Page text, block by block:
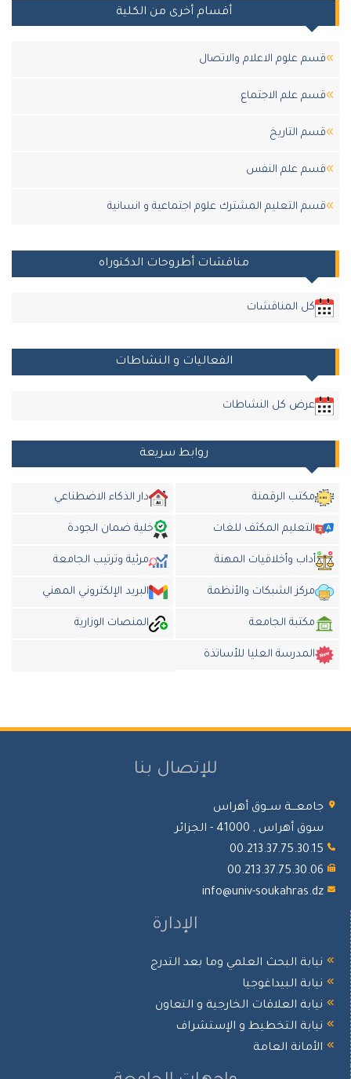
أقسام أخرى من الكلية
قسم علوم الاعلام والاتصال
قسم علم الاجتماع
قسم التاريخ
قسم علم النفس
قسم التعليم المشترك علوم اجتماعية و انسانية
مناقشات أطروحات الدكتوراه
كل المناقشات
الفعاليات و النشاطات
عرض كل النشاطات
روابط سريعة
مكتب الرقمنة دار الذكاء الاضطناعي
التعليم المكثف للغات خلية ضمان الجودة
أداب وأخلاقيات المهنة مرئية وترتيب الجامعة
مركز الشبكات والأنظمة البريد الإلكتروني المهني
مكتبة الجامعة المنصات الوزارية
المدرسة العليا للأساتذة
للإتصال بنا
جامعـــة ســوق أهراس
سوق أهراس , 41000 - الجزائر
00.213.37.75.30.15
00.213.37.75.30.06
info@univ-soukahras.dz
الإدارة
نيابة البحث العلمي وما بعد التدرج
نيابة البيداغوجيا
نيابة العلاقات الخارجية و التعاون
نيابة التخطيط و الإستشراف
الأمانة العامة